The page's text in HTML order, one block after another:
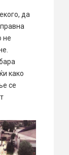
да
не
како
се